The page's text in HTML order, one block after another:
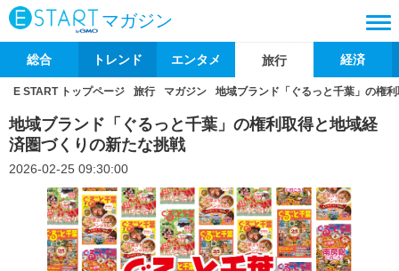
マガジン
総合 トレンド エンタメ 旅行 経済
E START トップページ 旅行 マガジン 地域ブランド「ぐるっと千葉」の権
地域ブランド「ぐるっと千葉」の権利取得と地域経
済圏づくりの新たな挑戦
2026-02-25 09:30:00